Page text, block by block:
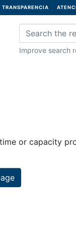
TRANSPARENCIA
Improve search
or capacity